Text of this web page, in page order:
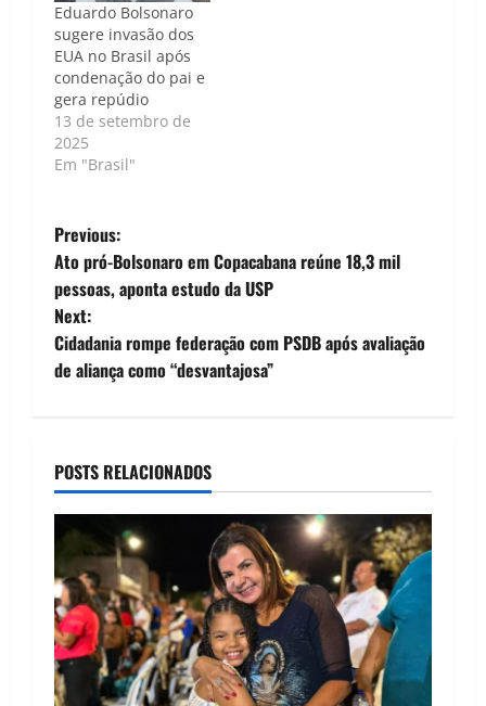
Eduardo Bolsonaro
sugere invasão dos
EUA no Brasil após
condenação do pai e
gera repúdio
13 de setembro de
2025
Em "Brasil"
P
o
s
t
a
v
i
g
a
Previous:
Ato pró-Bolsonaro em Copacabana reúne 18,3 mil
pessoas, aponta estudo da USP
Next:
Cidadania rompe federação com PSDB após avaliação
de aliança como “desvantajosa”
POSTS RELACIONADOS